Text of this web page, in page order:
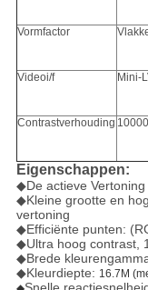
Vormfactor
Videoi/f Mini-
Contrastverhouding
Eigenschappen:
◆De actieve
◆Kleine grootte en
vertoning
◆Efficiënte punten:
◆Ultra hoog contrast,
◆Brede
◆Kleurdiepte: 16.7M